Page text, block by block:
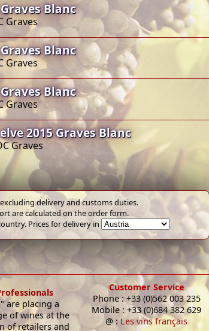
Blanc
Graves
Blanc
Graves
Blanc
Graves
2015 Graves Blanc
Graves
excluding delivery and customs duties.
are calculated on the order form.
Prices for delivery in
are placing a
of wines at the
of retailers and
Customer Service
Phone : +33 (0)562 003 235
Mobile : +33 (0)684 382 629
@ :Les vins français